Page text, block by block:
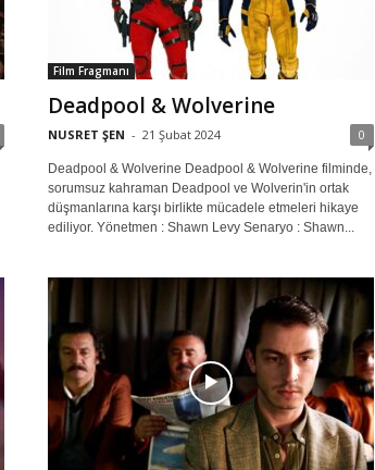
Film Fragmanı
Deadpool & Wolverine
NUSRET ŞEN - 21 Şubat 2024 0
Deadpool & Wolverine Deadpool & Wolverine filminde,
sorumsuz kahraman Deadpool ve Wolverin'in ortak
düşmanlarına karşı birlikte mücadele etmeleri hikaye
ediliyor. Yönetmen : Shawn Levy Senaryo : Shawn...